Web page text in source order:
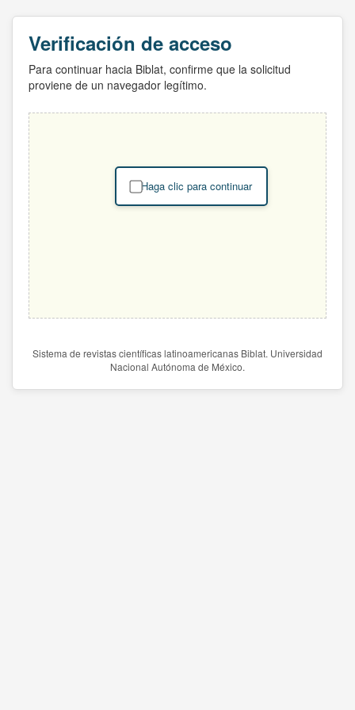
Verificación de acceso
Para continuar hacia Biblat, confirme que la solicitud
proviene de un navegador legítimo.
Haga clic para continuar
Sistema de revistas científicas latinoamericanas Biblat. Universidad
Nacional Autónoma de México.